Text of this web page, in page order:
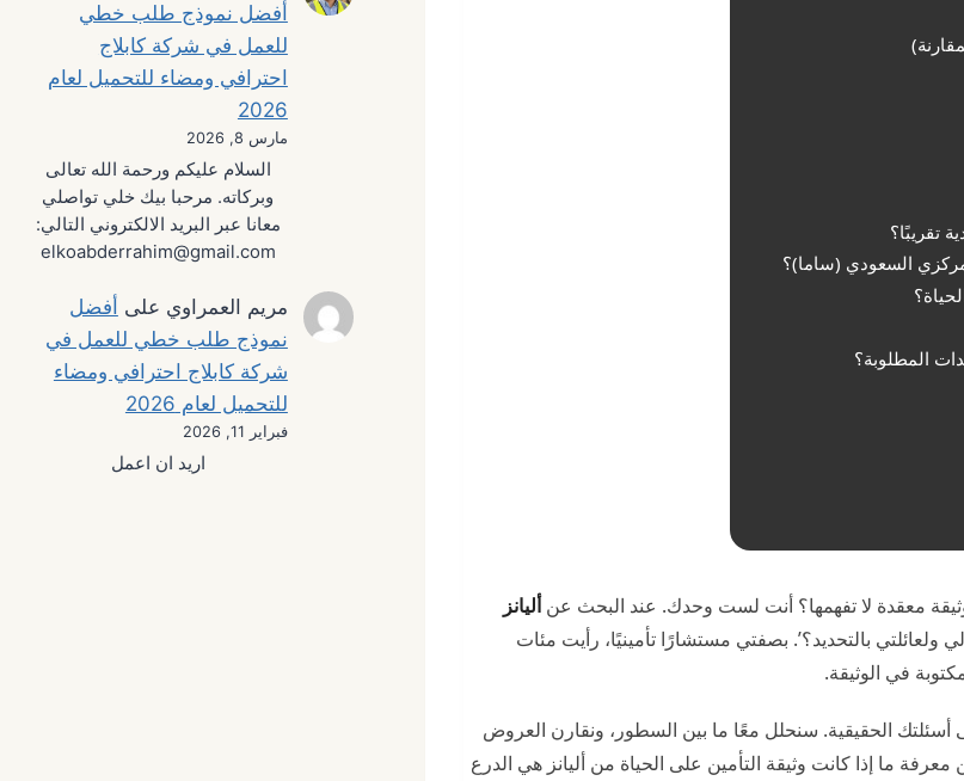
معقدة لا تفهمها؟ أنت لست وحدك. عند البحث عنأليانز
ولعائلتي بالتحديد؟’. بصفتي مستشارًا تأمينيًا، رأيت مئات
في الوثيقة.
الحقيقية. سنحلل معًا ما بين السطور، ونقارن العروض
ما إذا كانت وثيقة التأمين على الحياة من أليانز هي الدرع
أفضل نموذج طلب خطي
للعمل في شركة كابلاج
احترافي ومضاء للتحميل لعام
2026
مارس 8, 2026
السلام عليكم ورحمة الله تعالى
وبركاته. مرحبا بيك خلي تواصلي
معانا عبر البريد الالكتروني التالي:
elkoabderrahim@gmail.com
مريم العمراوي على أفضل
نموذج طلب خطي للعمل في
شركة كابلاج احترافي ومضاء
للتحميل لعام 2026
فبراير 11, 2026
اريد ان اعمل